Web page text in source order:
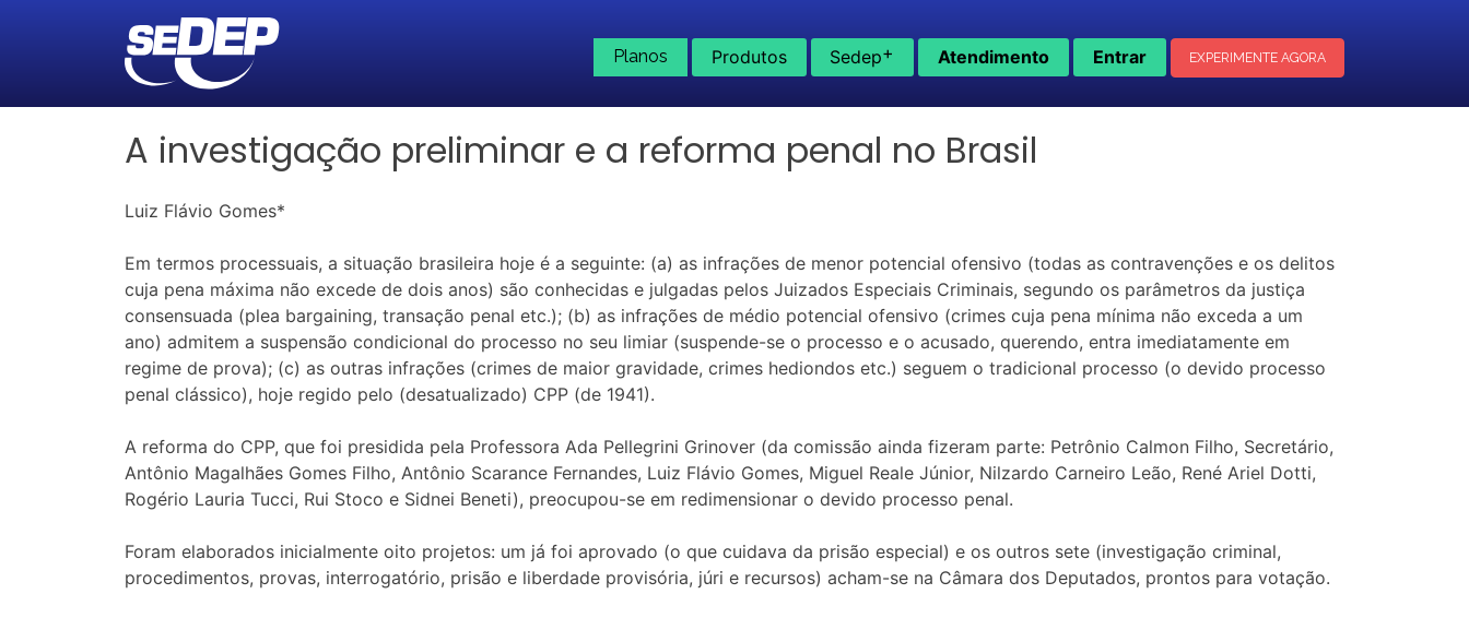
Planos Produtos Sedep+ Atendimento Entrar EXPERIMENTE AGORA
A investigação preliminar e a reforma penal no Brasil
Luiz Flávio Gomes*
Em termos processuais, a situação brasileira hoje é a seguinte: (a) as infrações de menor potencial ofensivo (todas as contravenções e os delitos
cuja pena máxima não excede de dois anos) são conhecidas e julgadas pelos Juizados Especiais Criminais, segundo os parâmetros da justiça
consensuada (plea bargaining, transação penal etc.); (b) as infrações de médio potencial ofensivo (crimes cuja pena mínima não exceda a um
ano) admitem a suspensão condicional do processo no seu limiar (suspende-se o processo e o acusado, querendo, entra imediatamente em
regime de prova); (c) as outras infrações (crimes de maior gravidade, crimes hediondos etc.) seguem o tradicional processo (o devido processo
penal clássico), hoje regido pelo (desatualizado) CPP (de 1941).
A reforma do CPP, que foi presidida pela Professora Ada Pellegrini Grinover (da comissão ainda fizeram parte: Petrônio Calmon Filho, Secretário,
Antônio Magalhães Gomes Filho, Antônio Scarance Fernandes, Luiz Flávio Gomes, Miguel Reale Júnior, Nilzardo Carneiro Leão, René Ariel Dotti,
Rogério Lauria Tucci, Rui Stoco e Sidnei Beneti), preocupou-se em redimensionar o devido processo penal.
Foram elaborados inicialmente oito projetos: um já foi aprovado (o que cuidava da prisão especial) e os outros sete (investigação criminal,
procedimentos, provas, interrogatório, prisão e liberdade provisória, júri e recursos) acham-se na Câmara dos Deputados, prontos para votação.